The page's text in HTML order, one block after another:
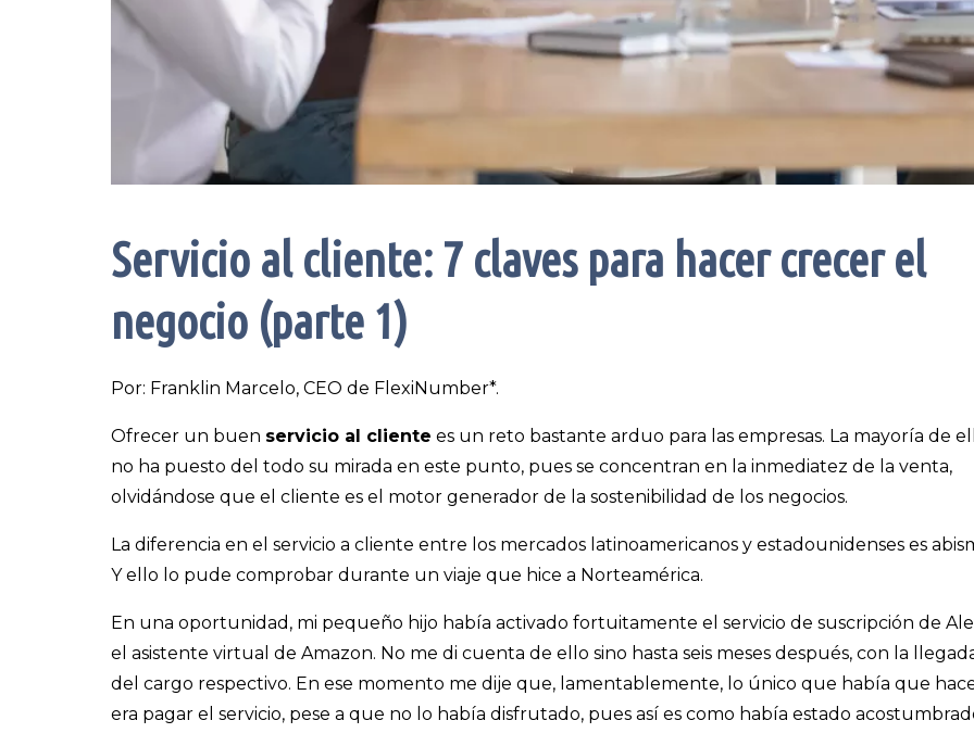
Servicio al cliente: 7 claves para hacer crecer el
negocio (parte 1)
Por: Franklin Marcelo, CEO de FlexiNumber*.
Ofrecer un buen servicio al cliente es un reto bastante arduo para las empresas. La mayoría de
no ha puesto del todo su mirada en este punto, pues se concentran en la inmediatez de la venta,
olvidándose que el cliente es el motor generador de la sostenibilidad de los negocios.
La diferencia en el servicio a cliente entre los mercados latinoamericanos y estadounidenses es
Y ello lo pude comprobar durante un viaje que hice a Norteamérica.
En una oportunidad, mi pequeño hijo había activado fortuitamente el servicio de suscripción de
el asistente virtual de Amazon. No me di cuenta de ello sino hasta seis meses después, con la
del cargo respectivo. En ese momento me dije que, lamentablemente, lo único que había que
era pagar el servicio, pese a que no lo había disfrutado, pues así es como había estado